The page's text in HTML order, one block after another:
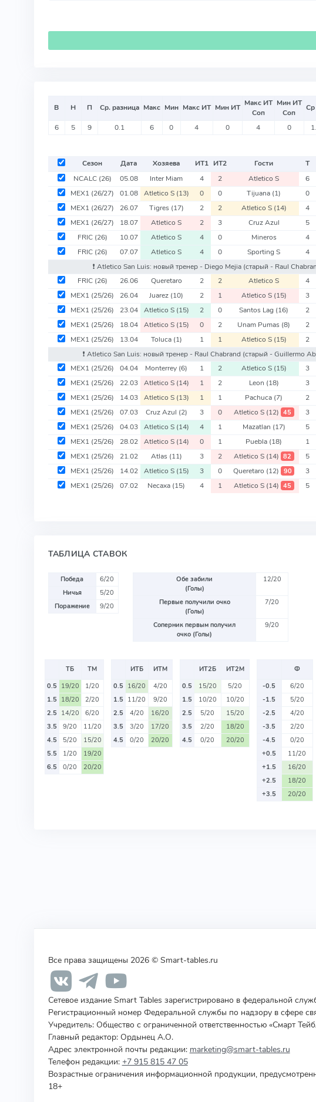
В Н П Ср. разница Макс Мин Макс ИТ Мин ИТ Макс ИТ
Соп
Мин ИТ
Соп
6 5 9 0.1 6 0 4 0 4 0
Сезон Дата Хозяева ИТ1 ИТ2 Гости Т
NCALC (26) 05.08 Inter Miam 4 2 Atletico S 6
MEX1 (26/27) 01.08 Atletico S (13) 0 0 Tijuana (1) 0
MEX1 (26/27) 26.07 Tigres (17) 2 2 Atletico S (14) 4
MEX1 (26/27) 18.07 Atletico S 2 3 Cruz Azul 5
FRIC (26) 10.07 Atletico S 4 0 Mineros 4
FRIC (26) 07.07 Atletico S 4 0 Sporting S 4
❗️ Atletico San Luis: новый тренер - Diego Mejia (старый - Raul
FRIC (26) 26.06 Queretaro 2 2 Atletico S 4
MEX1 (25/26) 26.04 Juarez (10) 2 1 Atletico S (15) 3
MEX1 (25/26) 23.04 Atletico S (15) 2 0 Santos Lag (16) 2
MEX1 (25/26) 18.04 Atletico S (15) 0 2 Unam Pumas (8) 2
MEX1 (25/26) 13.04 Toluca (1) 1 1 Atletico S (15) 2
❗️ Atletico San Luis: новый тренер - Raul Chabrand (старый - Guillermo
MEX1 (25/26) 04.04 Monterrey (6) 1 2 Atletico S (15) 3
MEX1 (25/26) 22.03 Atletico S (14) 1 2 Leon (18) 3
MEX1 (25/26) 14.03 Atletico S (13) 1 1 Pachuca (7) 2
MEX1 (25/26) 07.03 Cruz Azul (2) 3 0 Atletico S (12) 45 3
MEX1 (25/26) 04.03 Atletico S (14) 4 1 Mazatlan (17) 5
MEX1 (25/26) 28.02 Atletico S (14) 0 1 Puebla (18) 1
MEX1 (25/26) 21.02 Atlas (11) 3 2 Atletico S (14) 82 5
MEX1 (25/26) 14.02 Atletico S (15) 3 0 Queretaro (12) 90 3
MEX1 (25/26) 07.02 Necaxa (15) 4 1 Atletico S (14) 45 5
ТАБЛИЦА СТАВОК
Победа
6/20
Ничья
5/20
Поражение
9/20
Обе забили
(Голы)
12/20
Первые получили очко
(Голы)
7/20
Соперник первым получил
очко (Голы)
9/20
ТБ
ТМ
0.5 19/20
1/20
1.5 18/20
2/20
2.5 14/20
6/20
3.5
9/20
11/20
4.5
5/20
15/20
5.5
1/20
19/20
6.5
0/20 20/20
ИТБ
ИТМ
0.5 16/20
4/20
1.5 11/20
9/20
2.5
4/20
16/20
3.5
3/20
17/20
4.5
0/20 20/20
ИТ2Б
ИТ2М
0.5
15/20
5/20
1.5
10/20
10/20
2.5
5/20
15/20
3.5
2/20
18/20
4.5
0/20 20/20
Ф
-0.5
6/20
-1.5
5/20
-2.5
4/20
-3.5
2/20
-4.5
0/20
+0.5
11/20
+1.5
16/20
+2.5
18/20
+3.5
20/20
Все права защищены 2026 © Smart-tables.ru
Сетевое издание Smart Tables зарегистрировано в федеральной
Регистрационный номер Федеральной службы по надзору в сфере
Учредитель: Общество с ограниченной ответственностью «Смарт
Главный редактор: Ордынец А.О.
Адрес электронной почты редакции: marketing@smart-tables.ru
Телефон редакции: +7 915 815 47 05
Возрастные ограничения информационной продукции,
18+